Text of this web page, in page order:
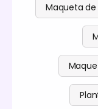
Maqueta de